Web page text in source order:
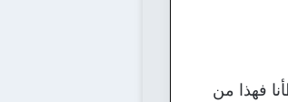
فهذا من